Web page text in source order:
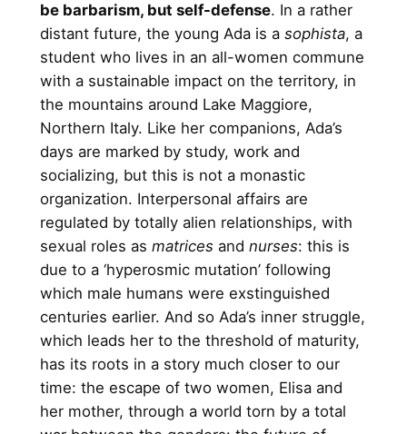
be barbarism, but self-defense. In a rather
distant future, the young Ada is a sophista, a
student who lives in an all-women commune
with a sustainable impact on the territory, in
the mountains around Lake Maggiore,
Northern Italy. Like her companions, Ada’s
days are marked by study, work and
socializing, but this is not a monastic
organization. Interpersonal affairs are
regulated by totally alien relationships, with
sexual roles as matrices and nurses: this is
due to a ‘hyperosmic mutation’ following
which male humans were exstinguished
centuries earlier. And so Ada’s inner struggle,
which leads her to the threshold of maturity,
has its roots in a story much closer to our
time: the escape of two women, Elisa and
her mother, through a world torn by a total